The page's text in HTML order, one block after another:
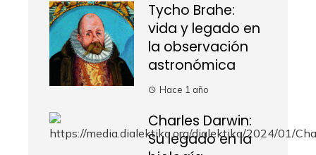
Tycho Brahe:
vida y legado en
la observación
astronómica
Hace 1 año
Charles Darwin:
Su legado en la